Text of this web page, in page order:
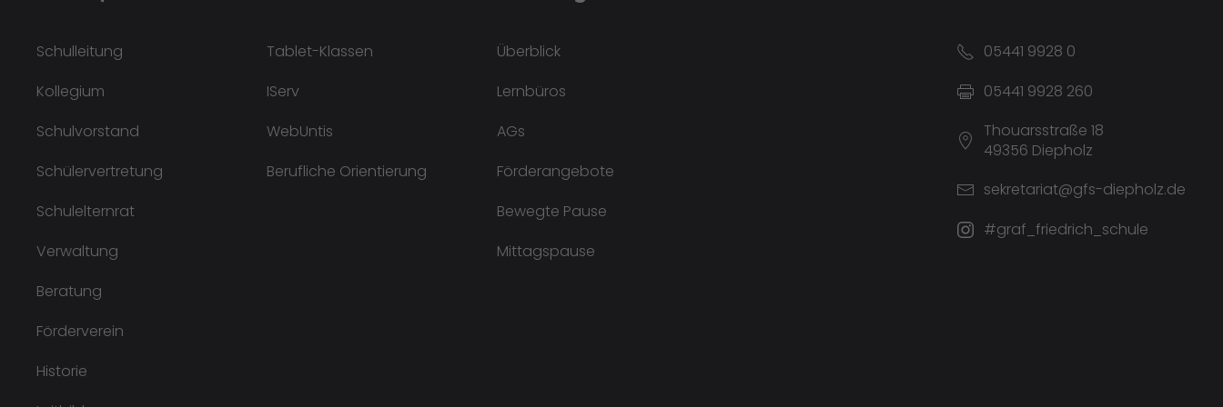
Schulleitung
Kollegium
Schulvorstand
Schülervertretung
Schulelternrat
Verwaltung
Beratung
Förderverein
Historie
Tablet-Klassen
IServ
WebUntis
Berufliche Orientierung
Überblick
Lernbüros
AGs
Förderangebote
Bewegte Pause
Mittagspause
05441 9928 0
05441 9928 260
Thouarsstraße 18
49356 Diepholz
sekretariat@gfs-diepholz.de
#graf_friedrich_schule